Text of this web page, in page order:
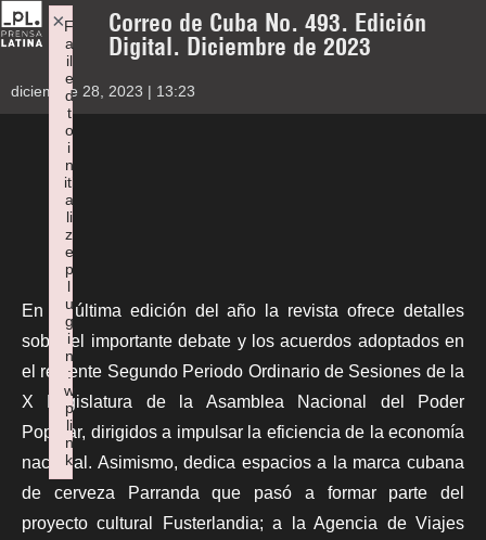
Correo de Cuba No. 493. Edición
Digital. Diciembre de 2023
diciembre 28, 2023 | 13:23
En la última edición del año la revista ofrece detalles
sobre el importante debate y los acuerdos adoptados en
el reciente Segundo Periodo Ordinario de Sesiones de la
X Legislatura de la Asamblea Nacional del Poder
Popular, dirigidos a impulsar la eficiencia de la economía
nacional. Asimismo, dedica espacios a la marca cubana
de cerveza Parranda que pasó a formar parte del
proyecto cultural Fusterlandia; a la Agencia de Viajes
F
a
il
e
d
t
o
i
n
iti
a
li
z
e
p
l
u
g
i
n
:
w
p
li
n
k
×
Failed to initialize plugin: wplink